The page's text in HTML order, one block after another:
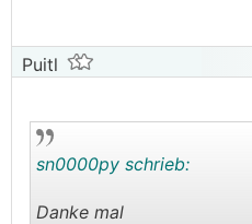
Puitl
sn0000py schrieb:
Danke mal